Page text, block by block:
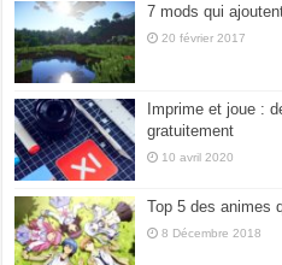
7 mods qui
20 février 2017
Imprime et joue :
gratuitement
10 avril 2020
Top 5 des animes
8 Décembre 2018